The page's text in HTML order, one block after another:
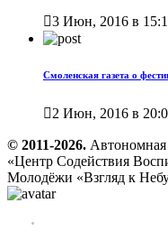
3 Июн, 2016 в
Смоленская газета о
2 Июн, 2016 в
© 2011-2026.
«Центр Содействия
Молодёжи «Взгляд к